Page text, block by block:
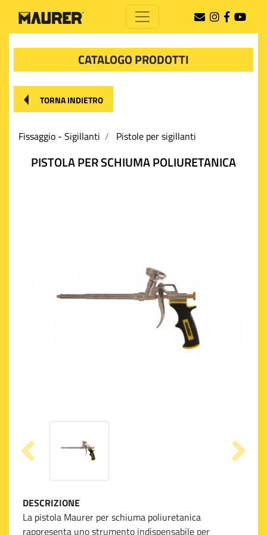
CATALOGO PRODOTTI
TORNA INDIETRO
Fissaggio - Sigillanti Pistole per sigillanti
PISTOLA PER SCHIUMA POLIURETANICA
DESCRIZIONE
La pistola Maurer per schiuma poliuretanica
rappresenta uno strumento indispensabile per